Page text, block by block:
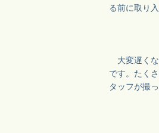
る前に取り
大変遅くな
です。たく
タッフが撮